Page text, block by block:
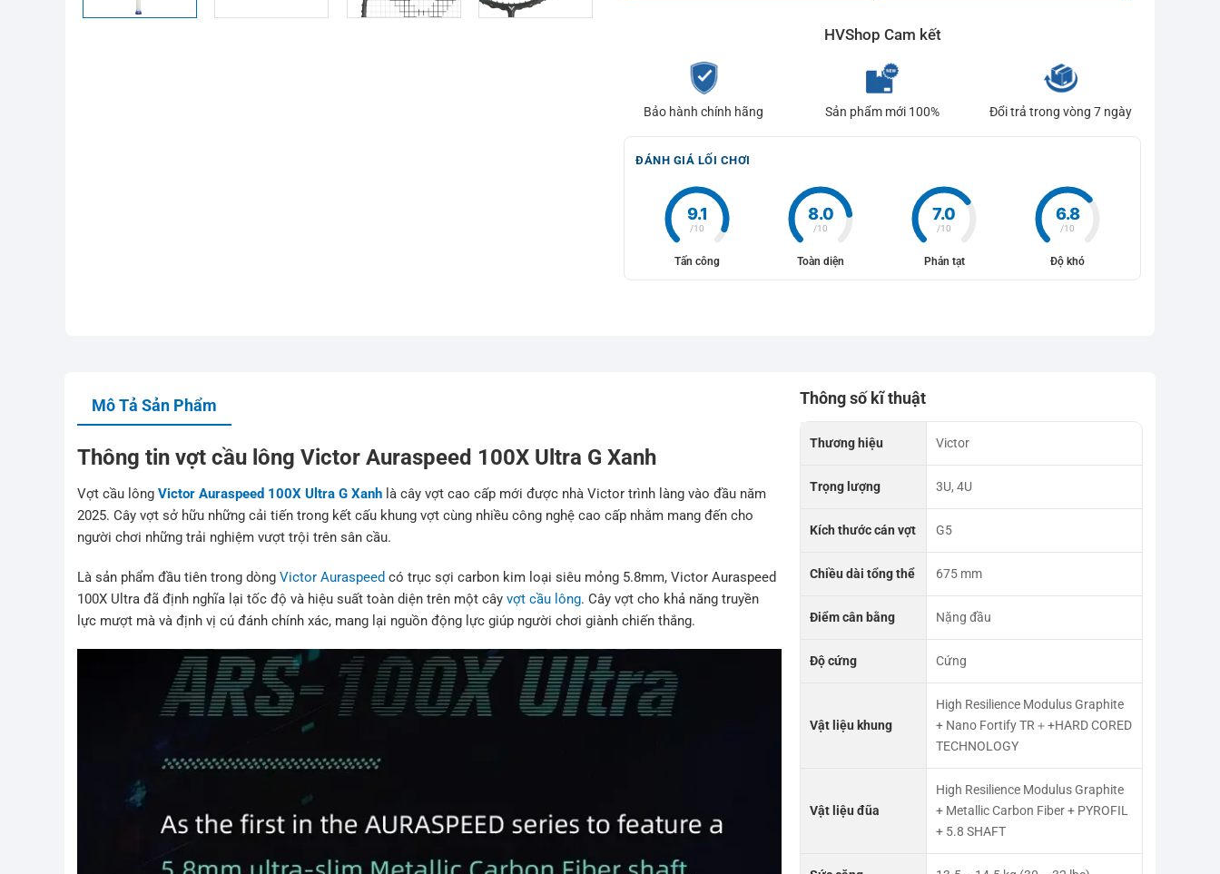
HVShop Cam kết
Bảo hành chính hãng Sản phẩm mới 100% Đổi trả trong vòng 7 ngày
ĐÁNH GIÁ LỐI CHƠI
9.1
/10
Tấn công
8.0
/10
Toàn diện
7.0
/10
Phản tạt
6.8
/10
Độ khó
Mô Tả Sản Phẩm
Thông tin vợt cầu lông Victor Auraspeed 100X Ultra G Xanh
Vợt cầu lôngVictor Auraspeed 100X Ultra G Xanh là cây vợt cao cấp mới được nhà Victor trình làng vào đầu năm
2025. Cây vợt sở hữu những cải tiến trong kết cấu khung vợt cùng nhiều công nghệ cao cấp nhằm mang đến cho
người chơi những trải nghiệm vượt trội trên sân cầu.
Là sản phẩm đầu tiên trong dòngVictor Auraspeed có trục sợi carbon kim loại siêu mỏng 5.8mm, Victor Auraspeed
100X Ultra đã định nghĩa lại tốc độ và hiệu suất toàn diện trên một câyvợt cầu lông. Cây vợt cho khả năng truyền
lực mượt mà và định vị cú đánh chính xác, mang lại nguồn động lực giúp người chơi giành chiến thắng.
Thông số kĩ thuật
Thương hiệu Victor
Trọng lượng 3U, 4U
Kích thước cán vợt G5
Chiều dài tổng thể 675 mm
Điểm cân bằng Nặng đầu
Độ cứng Cứng
Vật liệu khung
High Resilience Modulus Graphite
+ Nano Fortify TR＋+HARD CORED
TECHNOLOGY
Vật liệu đũa
High Resilience Modulus Graphite
+ Metallic Carbon Fiber + PYROFIL
+ 5.8 SHAFT